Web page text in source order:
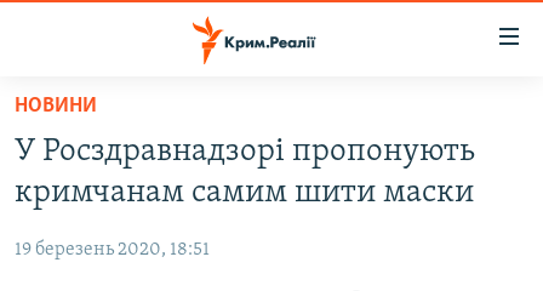
Перейти
основного
матеріалу
Перейти
до
ВОДА.КРИМ
ВІДЕО ТА ФОТО
ПОЛІТИКА
НОВИНИ
У Росздравнадзорі пропонують
кримчанам самим шити маски
19 березень 2020, 18:51